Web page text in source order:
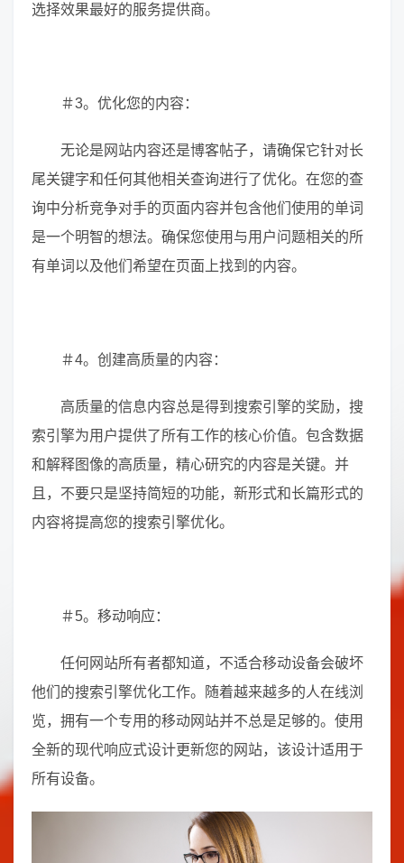
选择效果最好的服务提供商。
＃3。优化您的内容：
无论是网站内容还是博客帖子，请确保它针对长
尾关键字和任何其他相关查询进行了优化。在您的查
询中分析竞争对手的页面内容并包含他们使用的单词
是一个明智的想法。确保您使用与用户问题相关的所
有单词以及他们希望在页面上找到的内容。
＃4。创建高质量的内容：
高质量的信息内容总是得到搜索引擎的奖励，搜
索引擎为用户提供了所有工作的核心价值。包含数据
和解释图像的高质量，精心研究的内容是关键。并
且，不要只是坚持简短的功能，新形式和长篇形式的
内容将提高您的搜索引擎优化。
＃5。移动响应：
任何网站所有者都知道，不适合移动设备会破坏
他们的搜索引擎优化工作。随着越来越多的人在线浏
览，拥有一个专用的移动网站并不总是足够的。使用
全新的现代响应式设计更新您的网站，该设计适用于
所有设备。